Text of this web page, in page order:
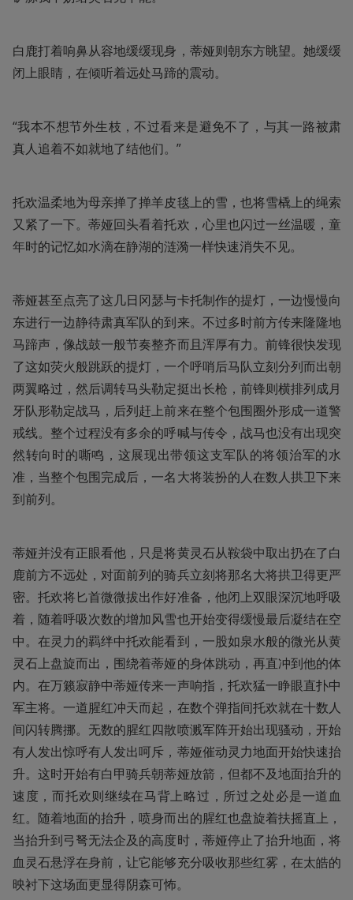
白鹿打着响鼻从容地缓缓现身，蒂娅则朝东方眺望。她缓缓
闭上眼睛，在倾听着远处马蹄的震动。
“我本不想节外生枝，不过看来是避免不了，与其一路被肃
真人追着不如就地了结他们。”
托欢温柔地为母亲掸了掸羊皮毯上的雪，也将雪橇上的绳索
又紧了一下。蒂娅回头看着托欢，心里也闪过一丝温暖，童
年时的记忆如水滴在静湖的涟漪一样快速消失不见。
蒂娅甚至点亮了这几日冈瑟与卡托制作的提灯，一边慢慢向
东进行一边静待肃真军队的到来。不过多时前方传来隆隆地
马蹄声，像战鼓一般节奏整齐而且浑厚有力。前锋很快发现
了这如荧火般跳跃的提灯，一个呼哨后马队立刻分列而出朝
两翼略过，然后调转马头勒定挺出长枪，前锋则横排列成月
牙队形勒定战马，后列赶上前来在整个包围圈外形成一道警
戒线。整个过程没有多余的呼喊与传令，战马也没有出现突
然转向时的嘶鸣，这展现出带领这支军队的将领治军的水
准，当整个包围完成后，一名大将装扮的人在数人拱卫下来
到前列。
蒂娅并没有正眼看他，只是将黄灵石从鞍袋中取出扔在了白
鹿前方不远处，对面前列的骑兵立刻将那名大将拱卫得更严
密。托欢将匕首微微拔出作好准备，他闭上双眼深沉地呼吸
着，随着呼吸次数的增加风雪也开始变得缓慢最后凝结在空
中。在灵力的羁绊中托欢能看到，一股如泉水般的微光从黄
灵石上盘旋而出，围绕着蒂娅的身体跳动，再直冲到他的体
内。在万籁寂静中蒂娅传来一声响指，托欢猛一睁眼直扑中
军主将。一道腥红冲天而起，在数个弹指间托欢就在十数人
间闪转腾挪。无数的腥红四散喷溅军阵开始出现骚动，开始
有人发出惊呼有人发出呵斥，蒂娅催动灵力地面开始快速抬
升。这时开始有白甲骑兵朝蒂娅放箭，但都不及地面抬升的
速度，而托欢则继续在马背上略过，所过之处必是一道血
红。随着地面的抬升，喷身而出的腥红也盘旋着扶摇直上，
当抬升到弓弩无法企及的高度时，蒂娅停止了抬升地面，将
血灵石悬浮在身前，让它能够充分吸收那些红雾，在太皓的
映衬下这场面更显得阴森可怖。